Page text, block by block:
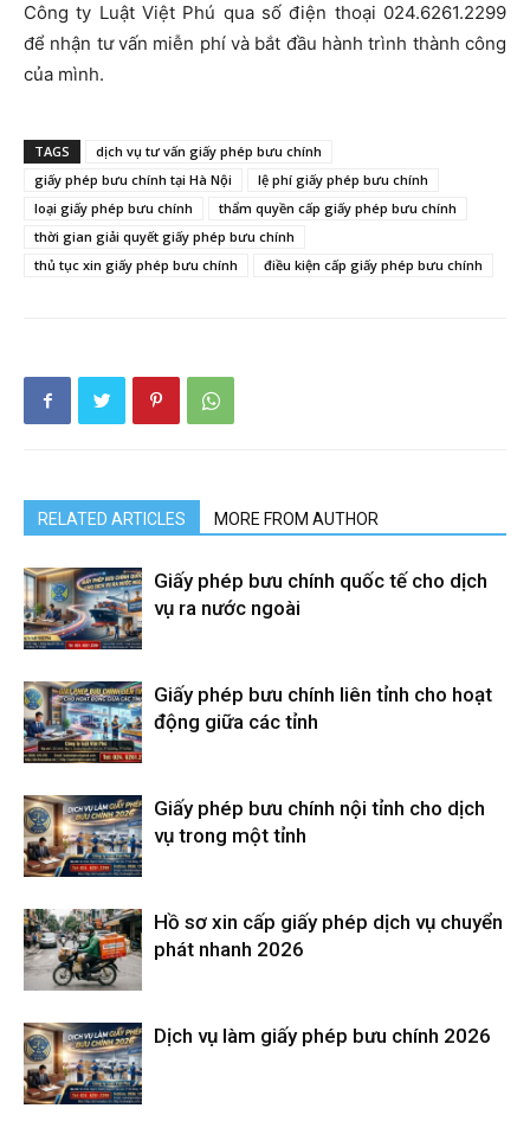
Công ty Luật Việt Phú qua số điện thoại 024.6261.2299
để nhận tư vấn miễn phí và bắt đầu hành trình thành công
của mình.
TAGS
dịch vụ tư vấn giấy phép bưu chính
giấy phép bưu chính tại Hà Nội
lệ phí giấy phép bưu chính
loại giấy phép bưu chính
thẩm quyền cấp giấy phép bưu chính
thời gian giải quyết giấy phép bưu chính
thủ tục xin giấy phép bưu chính
điều kiện cấp giấy phép bưu chính
RELATED ARTICLES MORE FROM AUTHOR
Giấy phép bưu chính quốc tế cho dịch
vụ ra nước ngoài
Giấy phép bưu chính liên tỉnh cho hoạt
động giữa các tỉnh
Giấy phép bưu chính nội tỉnh cho dịch
vụ trong một tỉnh
Hồ sơ xin cấp giấy phép dịch vụ chuyển
phát nhanh 2026
Dịch vụ làm giấy phép bưu chính 2026